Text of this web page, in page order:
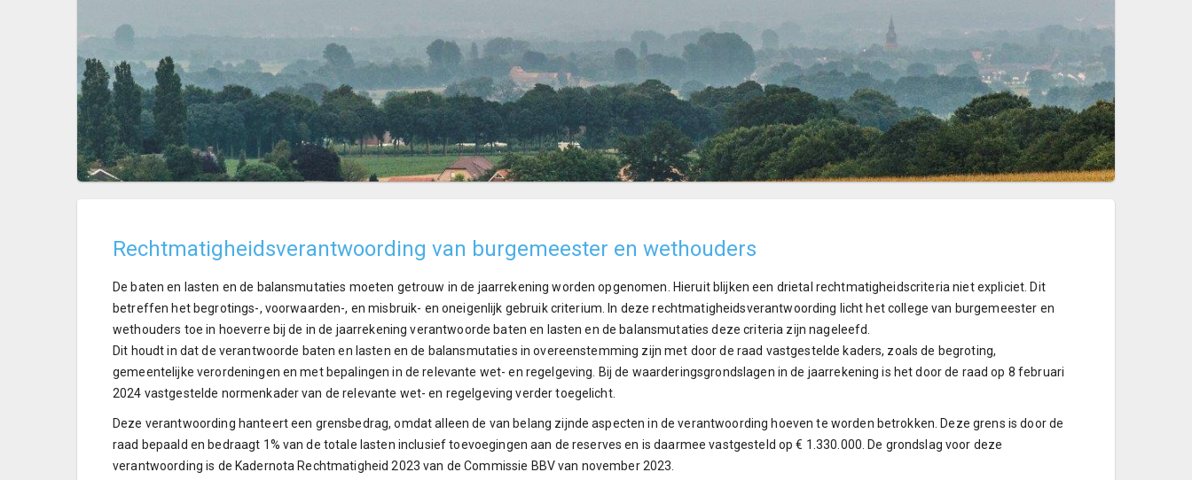
Rechtmatigheidsverantwoording van burgemeester en wethouders
De baten en lasten en de balansmutaties moeten getrouw in de jaarrekening worden opgenomen. Hieruit blijken een drietal rechtmatigheidscriteria niet expliciet. Dit
betreffen het begrotings-, voorwaarden-, en misbruik- en oneigenlijk gebruik criterium. In deze rechtmatigheidsverantwoording licht het college van burgemeester en
wethouders toe in hoeverre bij de in de jaarrekening verantwoorde baten en lasten en de balansmutaties deze criteria zijn nageleefd.
Dit houdt in dat de verantwoorde baten en lasten en de balansmutaties in overeenstemming zijn met door de raad vastgestelde kaders, zoals de begroting,
gemeentelijke verordeningen en met bepalingen in de relevante wet- en regelgeving. Bij de waarderingsgrondslagen in de jaarrekening is het door de raad op 8 februari
2024 vastgestelde normenkader van de relevante wet- en regelgeving verder toegelicht.
Deze verantwoording hanteert een grensbedrag, omdat alleen de van belang zijnde aspecten in de verantwoording hoeven te worden betrokken. Deze grens is door de
raad bepaald en bedraagt 1% van de totale lasten inclusief toevoegingen aan de reserves en is daarmee vastgesteld op € 1.330.000. De grondslag voor deze
verantwoording is de Kadernota Rechtmatigheid 2023 van de Commissie BBV van november 2023.